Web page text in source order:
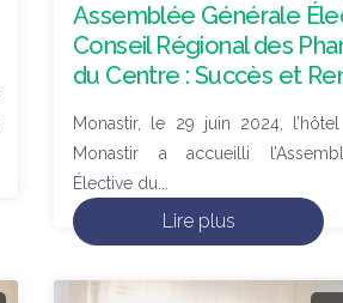
Assemblée Générale
Conseil Régional des
du Centre : Succès et
Monastir, le 29 juin 2024,
Monastir a accueilli
Élective du...
Lire plus